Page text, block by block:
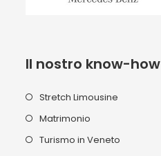
Il nostro know-how
Stretch Limousine
Matrimonio
Turismo in Veneto